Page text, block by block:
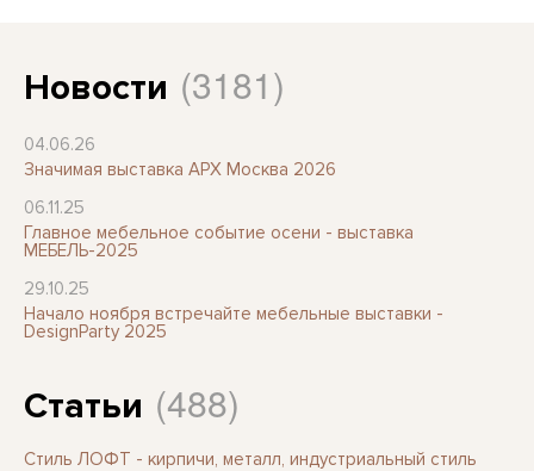
Новости (3181)
04.06.26
Значимая выставка АРХ Москва 2026
06.11.25
Главное мебельное событие осени - выставка
МЕБЕЛЬ-2025
29.10.25
Начало ноября встречайте мебельные выставки -
DesignParty 2025
Статьи (488)
Стиль ЛОФТ - кирпичи, металл, индустриальный стиль